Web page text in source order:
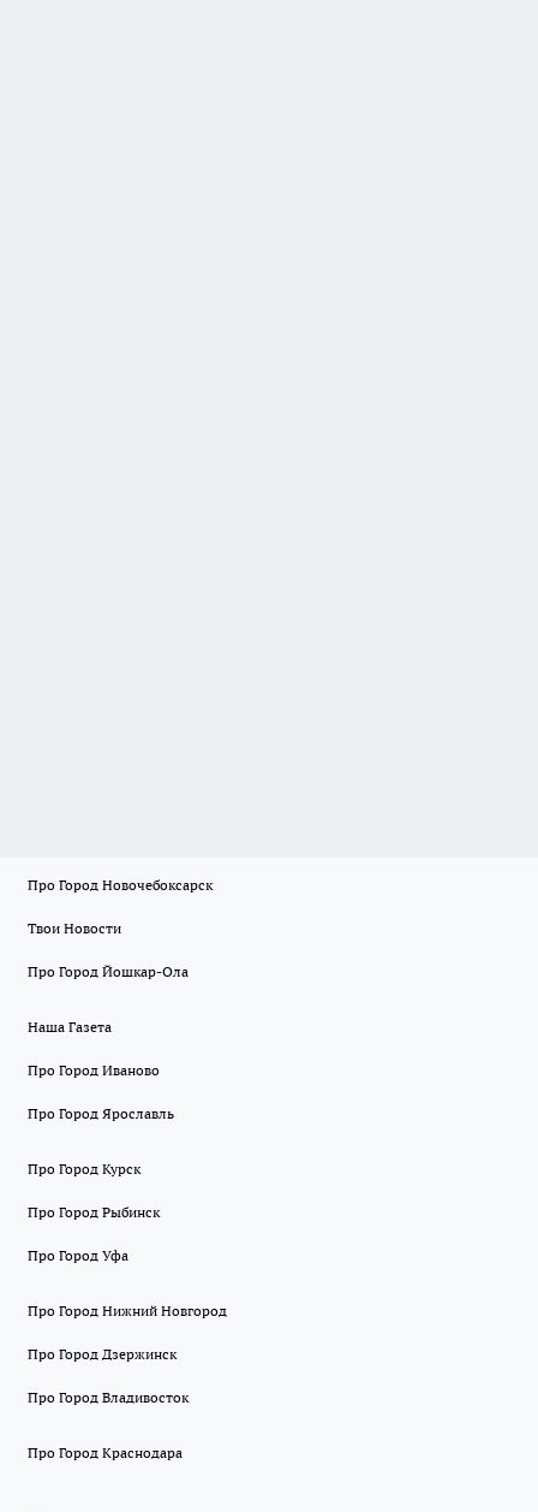
Про Город Новочебоксарск
Твои Новости
Про Город Йошкар-Ола
Наша Газета
Про Город Иваново
Про Город Ярославль
Про Город Курск
Про Город Рыбинск
Про Город Уфа
Про Город Нижний Новгород
Про Город Дзержинск
Про Город Владивосток
Про Город Краснодара